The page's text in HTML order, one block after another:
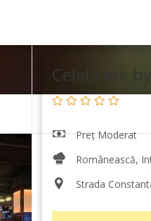
Celebrate
Preț Moderat
Românească,
Strada